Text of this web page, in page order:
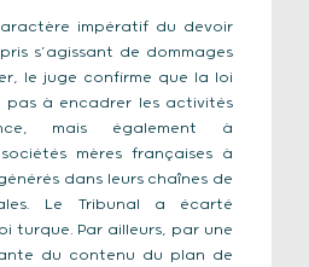
impératif du devoir
s’agissant de dommages
le juge confirme que la loi
pas à encadrer les activités
mais également à
mères françaises à
dans leurs chaînes de
Le Tribunal a écarté
turque. Par ailleurs, par une
du contenu du plan de